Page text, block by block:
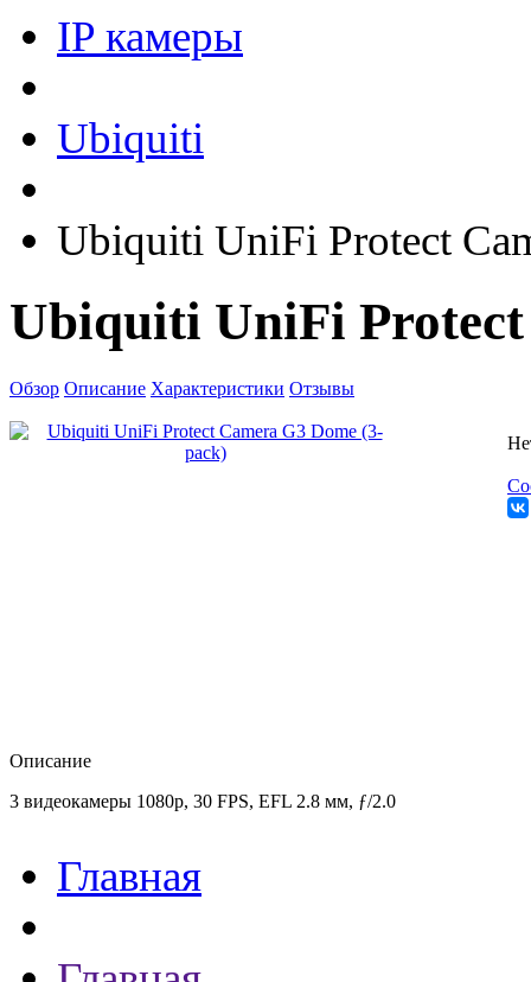
IP камеры
Ubiquiti
Ubiquiti UniFi Protect
Ubiquiti UniFi Protect
Обзор Описание Характеристики Отзывы
Описание
3 видеокамеры 1080p, 30 FPS, EFL 2.8 мм, ƒ/2.0
Главная